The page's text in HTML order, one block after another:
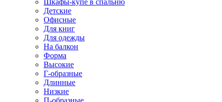
Шкафы-купе в спальню
Детские
Офисные
Для книг
Для одежды
На балкон
Форма
Высокие
Г-образные
Длинные
Низкие
П-образные